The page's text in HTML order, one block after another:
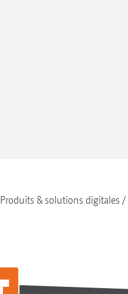
Produits & solutions digitales